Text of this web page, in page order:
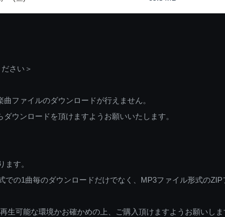
さい＞
ファイルのダウンロードが行えません。
ウンロードを頂けますようお願いいたします。
ます。
の1曲毎のダウンロードだけでなく、MP3ファイル形式のZIP
可能な環境かお確かめの上、ご購入頂けますようお願いしま